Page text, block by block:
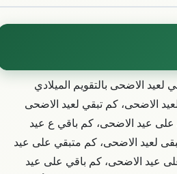
الاضحى بالتقويم الميلادي
الاضحى، كم تبقي لعيد الاضحى
على عيد الاضحى، كم باقي ع عيد
لعيد الاضحى، كم متبقي على عيد
عيد الاضحى، كم باقي على عيد